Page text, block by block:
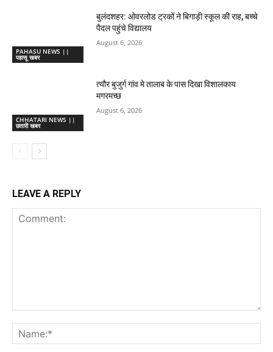
PAHASU NEWS ||
पहासू खबर
बुलंदशहर: ओवरलोड ट्रकों ने बिगाड़ी स्कूल की राह, बच्चे
पैदल पहुंचे विद्यालय
August 6, 2026
CHHATARI NEWS ||
छतारी खबर
त्यौर बुजुर्ग गांव मे तालाब के पास दिखा विशालकाय
मगरमच्छ
August 6, 2026
LEAVE A REPLY